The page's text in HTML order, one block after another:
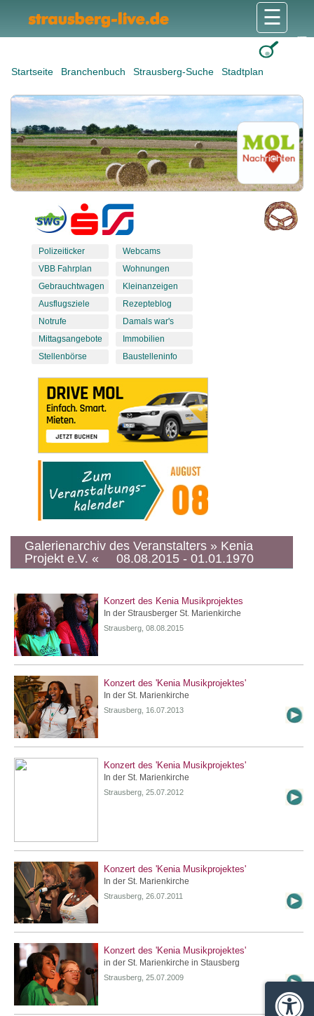
Startseite Branchenbuch Strausberg-Suche Stadtplan
☰
Polizeiticker
VBB Fahrplan
Gebrauchtwagen
Ausflugsziele
Notrufe
Mittagsangebote
Stellenbörse
Webcams
Wohnungen
Kleinanzeigen
Rezepteblog
Damals war's
Immobilien
Baustelleninfo
Galerienarchiv des Veranstalters » Kenia
Projekt e.V. « 08.08.2015 - 01.01.1970
Konzert des Kenia Musikprojektes
In der Strausberger St. Marienkirche
Strausberg, 08.08.2015
Konzert des 'Kenia Musikprojektes'
In der St. Marienkirche
Strausberg, 16.07.2013
Konzert des 'Kenia Musikprojektes'
In der St. Marienkirche
Strausberg, 25.07.2012
Konzert des 'Kenia Musikprojektes'
In der St. Marienkirche
Strausberg, 26.07.2011
Konzert des 'Kenia Musikprojektes'
in der St. Marienkirche in Stausberg
Strausberg, 25.07.2009